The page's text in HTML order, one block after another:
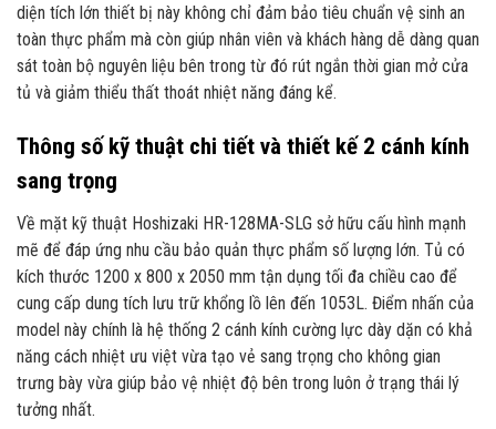
diện tích lớn thiết bị này không chỉ đảm bảo tiêu chuẩn vệ sinh an
toàn thực phẩm mà còn giúp nhân viên và khách hàng dễ dàng quan
sát toàn bộ nguyên liệu bên trong từ đó rút ngắn thời gian mở cửa
tủ và giảm thiểu thất thoát nhiệt năng đáng kể.
Thông số kỹ thuật chi tiết và thiết kế 2 cánh kính
sang trọng
Về mặt kỹ thuật Hoshizaki HR-128MA-SLG sở hữu cấu hình mạnh
mẽ để đáp ứng nhu cầu bảo quản thực phẩm số lượng lớn. Tủ có
kích thước 1200 x 800 x 2050 mm tận dụng tối đa chiều cao để
cung cấp dung tích lưu trữ khổng lồ lên đến 1053L. Điểm nhấn của
model này chính là hệ thống 2 cánh kính cường lực dày dặn có khả
năng cách nhiệt ưu việt vừa tạo vẻ sang trọng cho không gian
trưng bày vừa giúp bảo vệ nhiệt độ bên trong luôn ở trạng thái lý
tưởng nhất.